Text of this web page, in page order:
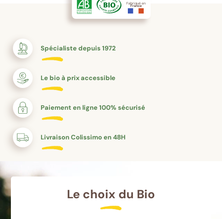
Fabriqué en
France
Spécialiste depuis 1972
Le bio à prix accessible
Paiement en ligne 100% sécurisé
Livraison Colissimo en 48H
Le choix du Bio